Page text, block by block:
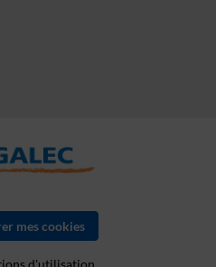
mes cookies